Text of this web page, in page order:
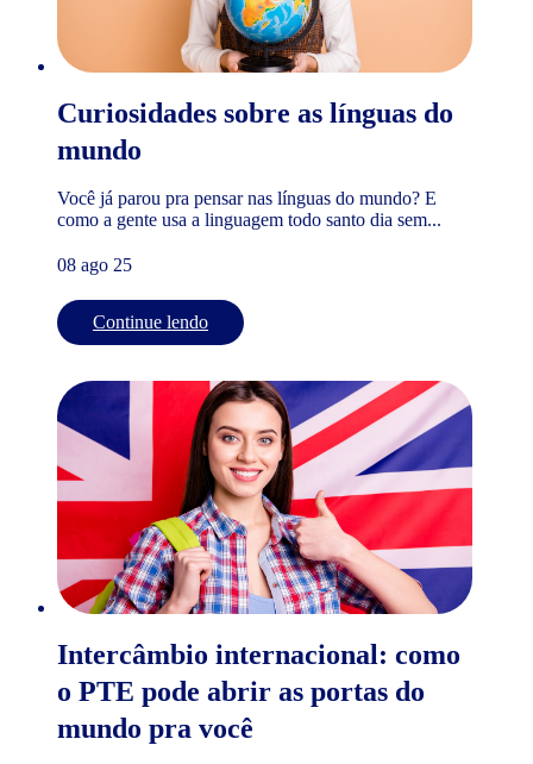
Curiosidades sobre as línguas do
mundo
Você já parou pra pensar nas línguas do mundo? E
como a gente usa a linguagem todo santo dia sem...
08 ago 25
Continue lendo
Intercâmbio internacional: como
o PTE pode abrir as portas do
mundo pra você